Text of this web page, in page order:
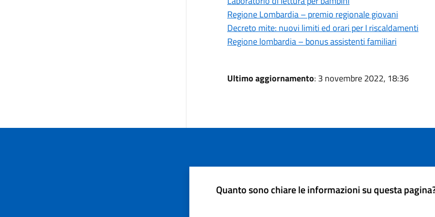
Regione Lombardia – premio regionale giovani
Decreto mite: nuovi limiti ed orari per I riscaldamenti
Regione lombardia – bonus assistenti familiari
Ultimo aggiornamento: 3 novembre 2022, 18:36
Quanto sono chiare le informazioni su questa